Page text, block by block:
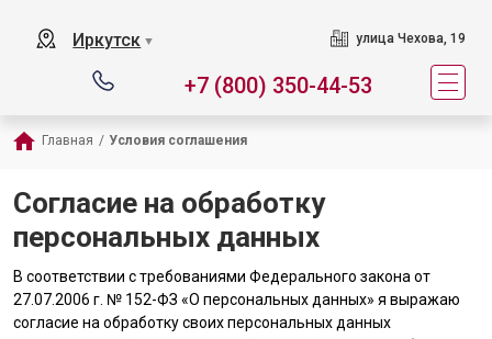
Иркутск ▼ улица Чехова, 19
+7 (800) 350-44-53
Главная / Условия соглашения
Согласие на обработку
персональных данных
В соответствии с требованиями Федерального закона от
27.07.2006 г. № 152-ФЗ «О персональных данных» я выражаю
согласие на обработку своих персональных данных